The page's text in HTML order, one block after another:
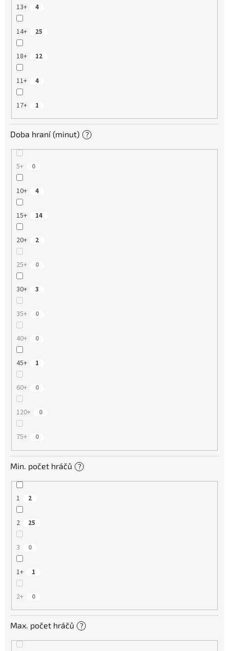
13+ 4
14+ 25
18+ 12
11+ 4
17+ 1
Doba hraní (minut) ?
5+ 0
10+ 4
15+ 14
20+ 2
25+ 0
30+ 3
35+ 0
40+ 0
45+ 1
60+ 0
120+ 0
75+ 0
Min. počet hráčů ?
1 2
2 25
3 0
1+ 1
2+ 0
Max. počet hráčů ?